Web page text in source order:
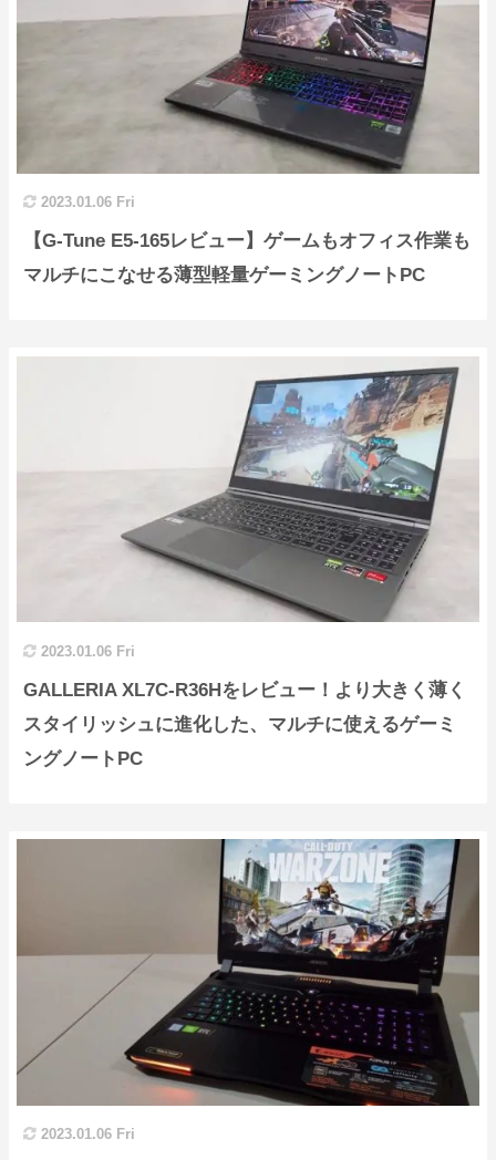
2023.01.06 Fri
【G-Tune E5-165レビュー】ゲームもオフィス作業も
マルチにこなせる薄型軽量ゲーミングノートPC
2023.01.06 Fri
GALLERIA XL7C-R36Hをレビュー！より大きく薄く
スタイリッシュに進化した、マルチに使えるゲーミ
ングノートPC
2023.01.06 Fri